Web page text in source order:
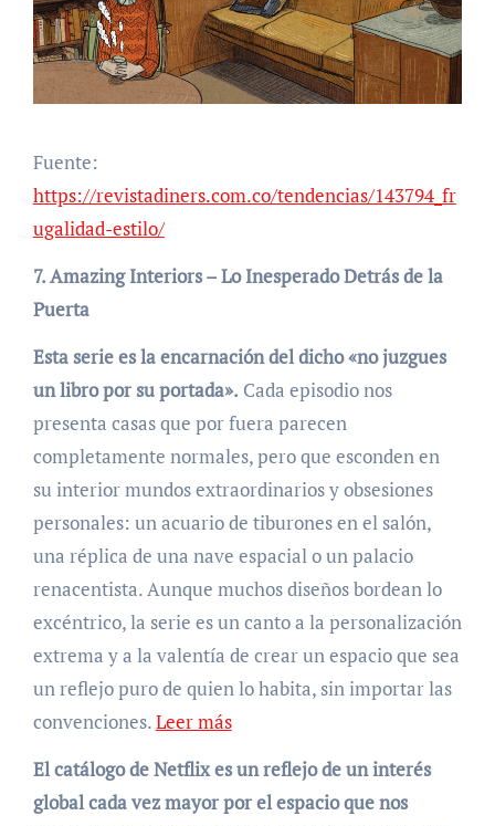
Fuente:
https://revistadiners.com.co/tendencias/143794_fr
ugalidad-estilo/
7. Amazing Interiors – Lo Inesperado Detrás de la
Puerta
Esta serie es la encarnación del dicho «no juzgues
un libro por su portada». Cada episodio nos
presenta casas que por fuera parecen
completamente normales, pero que esconden en
su interior mundos extraordinarios y obsesiones
personales: un acuario de tiburones en el salón,
una réplica de una nave espacial o un palacio
renacentista. Aunque muchos diseños bordean lo
excéntrico, la serie es un canto a la personalización
extrema y a la valentía de crear un espacio que sea
un reflejo puro de quien lo habita, sin importar las
convenciones.Leer más
El catálogo de Netflix es un reflejo de un interés
global cada vez mayor por el espacio que nos